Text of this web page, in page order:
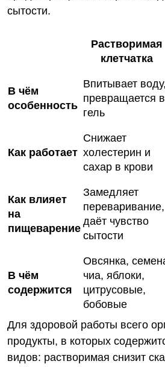
сытости.
Растворимая
клетчатка
В чём
особенность
Впитывает воду,
превращается в
гель
Как работает
Снижает
холестерин и
сахар в крови
Как влияет
на
пищеварение
Замедляет
переваривание,
даёт чувство
сытости
В чём
содержится
Овсянка,
чиа, яблоки,
цитрусовые,
бобовые
Для здоровой работы всего
продукты, в которых
видов: растворимая снизит